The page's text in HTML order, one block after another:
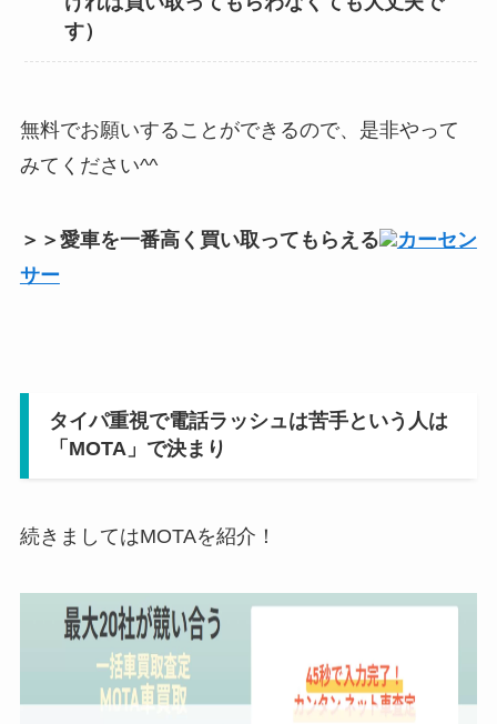
す）
無料でお願いすることができるので、是非やって
みてください^^
＞＞愛車を一番高く買い取ってもらえる
カーセン
サー
タイパ重視で電話ラッシュは苦手という人は
「MOTA」で決まり
続きましてはMOTAを紹介！